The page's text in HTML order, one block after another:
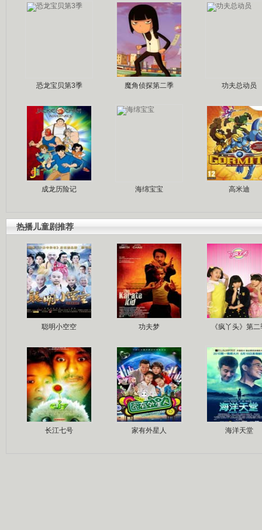
恐龙宝贝第3季 魔角侦探第二季 功夫总动员
成龙历险记 海绵宝宝 高米迪
热播儿童剧推荐
聪明小空空 功夫梦 《疯丫头》第二
长江七号 家有外星人 海洋天堂